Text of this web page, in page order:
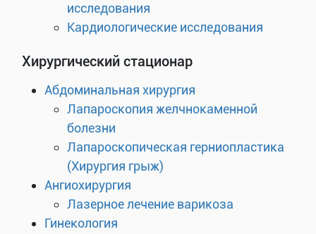
исследования
Кардиологические исследования
Хирургический стационар
Абдоминальная хирургия
Лапароскопия желчнокаменной
болезни
Лапароскопическая герниопластика
(Хирургия грыж)
Ангиохирургия
Лазерное лечение варикоза
Гинекология